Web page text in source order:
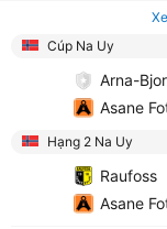
Cúp Na Uy
Arna-
Asane
Hạng 2 Na Uy
Raufoss
Asane